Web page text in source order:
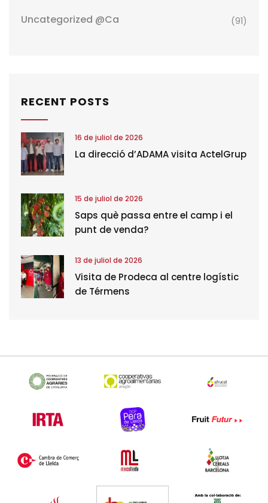
Uncategorized @ca (91)
RECENT POSTS
16 de juliol de 2026
La direcció d’ADAMA visita ActelGrup
15 de juliol de 2026
Saps què passa entre el camp i el
punt de venda?
13 de juliol de 2026
Visita de Prodeca al centre logístic
de Térmens